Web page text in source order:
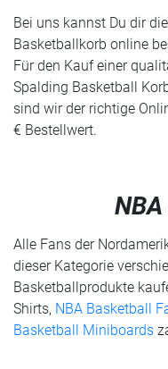
Bei uns kannst Du dir
Basketballkorb online
Für den Kauf einer
Spalding Basketball
sind wir der richtige
€ Bestellwert.
NBA
Alle Fans der
dieser Kategorie
Basketballprodukte
Shirts, NBA Basketball
Basketball Miniboards